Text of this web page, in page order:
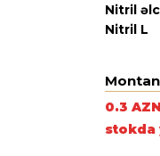
Nitril
Nitril L
0.3 AZN
stokda